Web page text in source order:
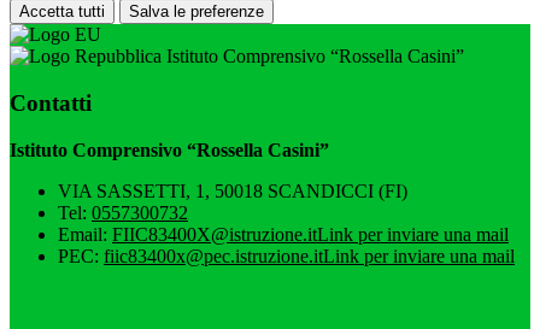
Accetta tutti Salva le preferenze
Istituto Comprensivo “Rossella Casini”
Contatti
Istituto Comprensivo “Rossella Casini”
VIA SASSETTI, 1, 50018 SCANDICCI (FI)
Tel: 0557300732
Email: FIIC83400X@istruzione.itLink per inviare una mail
PEC: fiic83400x@pec.istruzione.itLink per inviare una mail